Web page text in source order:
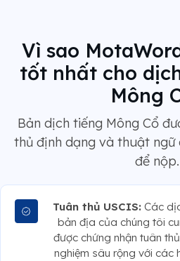
Vì sao
tốt nhất cho
Mông
Bản dịch tiếng Mông Cổ
thủ định dạng và thuật ngữ
để nộp.
Tuân thủ USCIS: Các
bản địa của chúng tôi
được chứng nhận tuân
nghiệm sâu rộng với các